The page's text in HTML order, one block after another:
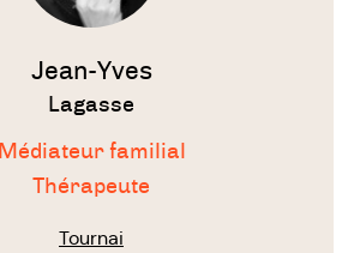
Jean-Yves
Lagasse
Médiateur familial
Thérapeute
Tournai